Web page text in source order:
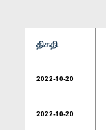
திகதி
2022-10-20
2022-10-20